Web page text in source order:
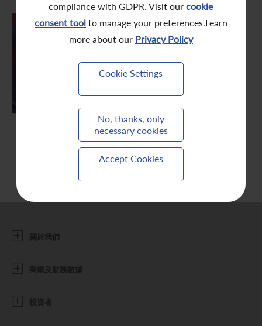
compliance with GDPR. Visit ourcookie
consent toolto manage your preferences.Learn
more about our Privacy Policy
Cookie Settings
No, thanks, only
necessary cookies
Accept Cookies
股東通訊政策 FY2018/19
關於我們
業績及財務數據
投資者